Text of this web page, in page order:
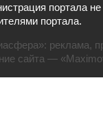
портала
портала.
реклама,
сайта —